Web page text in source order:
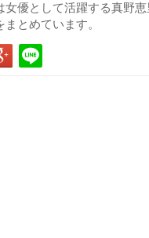
女優として活躍する真野
とめています。